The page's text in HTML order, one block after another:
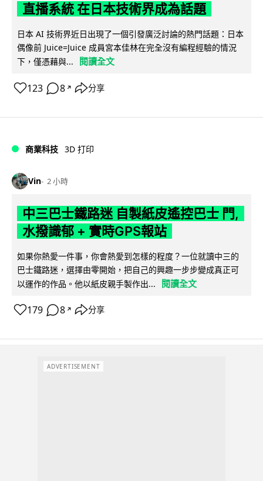
直播系統 在日本技術界成為話題
日本 AI 技術界近日出現了一個引發廣泛討論的熱門話題：日本
偶像前 Juice=Juice 成員宮本佳林在完全沒有編程經驗的情況
下，僅憑藉與...
閱讀全文
123 8 ↗ 分享
商業科技 3D 打印
Vin 2 小時
中三巴士鐵路迷 自製紙皮遙控巴士 門,
水撥識郁 + 實時GPS報站
如果你熱愛一件事，你會熱愛到怎樣的程度？一位就讀中三的
巴士鐵路迷，選擇由零開始，把自己的興趣一步步變成真正可
以運作的作品。他以紙皮親手製作出...
閱讀全文
179 8 ↗ 分享
ADVERTISEMENT